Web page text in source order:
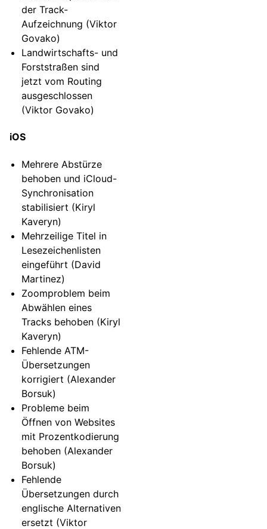
der Track-
Aufzeichnung (Viktor
Govako)
Landwirtschafts- und
Forststraßen sind
jetzt vom Routing
ausgeschlossen
(Viktor Govako)
iOS
Mehrere Abstürze
behoben und iCloud-
Synchronisation
stabilisiert (Kiryl
Kaveryn)
Mehrzeilige Titel in
Lesezeichenlisten
eingeführt (David
Martinez)
Zoomproblem beim
Abwählen eines
Tracks behoben (Kiryl
Kaveryn)
Fehlende ATM-
Übersetzungen
korrigiert (Alexander
Borsuk)
Probleme beim
Öffnen von Websites
mit Prozentkodierung
behoben (Alexander
Borsuk)
Fehlende
Übersetzungen durch
englische Alternativen
ersetzt (Viktor